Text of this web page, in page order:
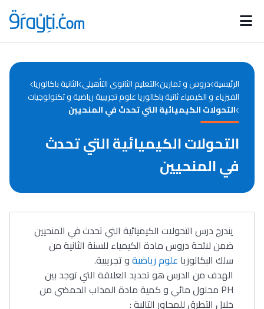
Catégories
d'actualités
Annonces bourses
الرئيسية دروس و تمارين التعليم الثانوي التأهيلي الثانية باكالوريا
الفيزياء و الكيمياء ثانية باكالوريا علوم تجريبية رياضية و تكنولوجيات
التحولات الكيميائية التي تحدث في المنحيين
التحولات الكيميائية التي تحدث
في المنحيين
يندرج درس التحولات الكيميائية التي تحدث في المنحيين
ضمن لائحة دروس مادة الكيمياء للسنة الثانية من
سلك البكالوريا علوم رياضيةو تجريبية.
الهدف من الدرس هو تحديد العلاقة التي توجد بين
PH محلول مائي و كمية مادة المذاب الحمضي من
خلال التطرق للمحاور التالية :